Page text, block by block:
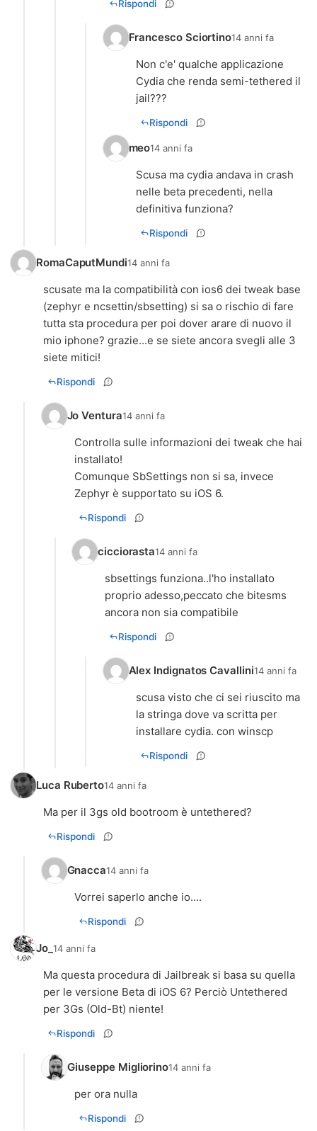
Rispondi
Francesco Sciortino14 anni fa
Non c'e' qualche applicazione
Cydia che renda semi-tethered il
jail???
Rispondi
meo14 anni fa
Scusa ma cydia andava in crash
nelle beta precedenti, nella
definitiva funziona?
Rispondi
RomaCaputMundi14 anni fa
scusate ma la compatibilità con ios6 dei tweak base
(zephyr e ncsettin/sbsetting) si sa o rischio di fare
tutta sta procedura per poi dover arare di nuovo il
mio iphone? grazie...e se siete ancora svegli alle 3
siete mitici!
Rispondi
Jo Ventura14 anni fa
Controlla sulle informazioni dei tweak che hai
installato!
Comunque SbSettings non si sa, invece
Zephyr è supportato su iOS 6.
Rispondi
cicciorasta14 anni fa
sbsettings funziona..l'ho installato
proprio adesso,peccato che bitesms
ancora non sia compatibile
Rispondi
Alex Indignatos Cavallini14 anni fa
scusa visto che ci sei riuscito ma
la stringa dove va scritta per
installare cydia. con winscp
Rispondi
Luca Ruberto14 anni fa
Ma per il 3gs old bootroom è untethered?
Rispondi
Gnacca14 anni fa
Vorrei saperlo anche io....
Rispondi
Jo_ 14 anni fa
Ma questa procedura di Jailbreak si basa su quella
per le versione Beta di iOS 6? Perciò Untethered
per 3Gs (Old-Bt) niente!
Rispondi
Giuseppe Migliorino14 anni fa
per ora nulla
Rispondi